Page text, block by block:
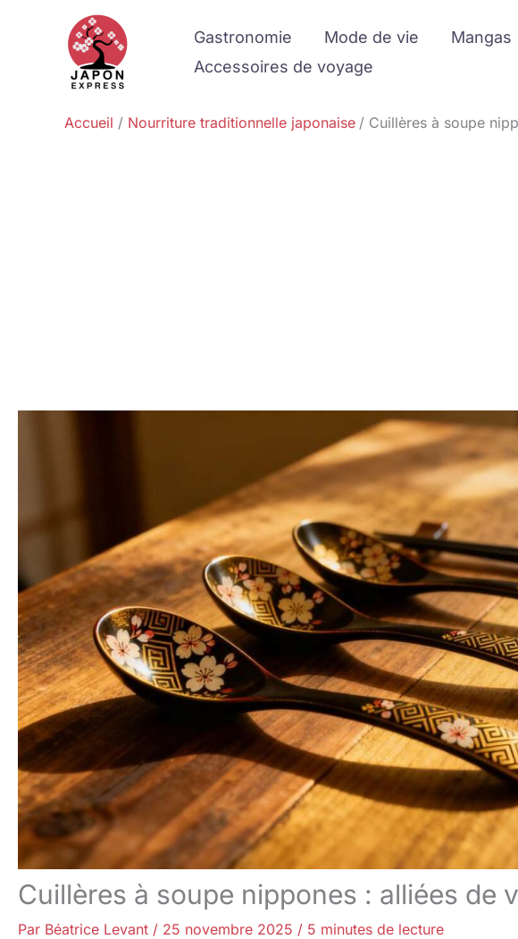
Gastronomie Mode de vie Mangas
Accessoires de voyage
Accueil Nourriture traditionnelle japonaise Cuillères à soupe
Cuillères à soupe nippones : alliées de
Par Béatrice Levant / 25 novembre 2025 / 5 minutes de lecture